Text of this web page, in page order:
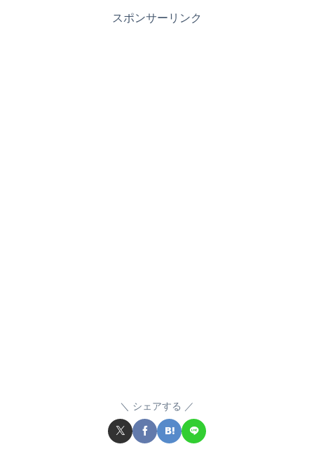
スポンサーリンク
シェアする